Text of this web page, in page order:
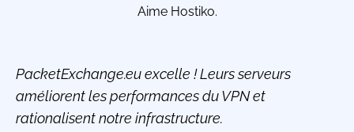
Aime Hostiko.
PacketExchange.eu excelle ! Leurs serveurs
améliorent les performances du VPN et
rationalisent notre infrastructure.